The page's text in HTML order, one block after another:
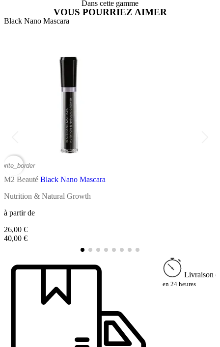
Dans cette gamme
VOUS POURRIEZ AIMER
Black Nano Mascara
M2 Beauté Black Nano Mascara
Nutrition & Natural Growth
à partir de
26,00 €
40,00 €
Livraison
en 24 heures